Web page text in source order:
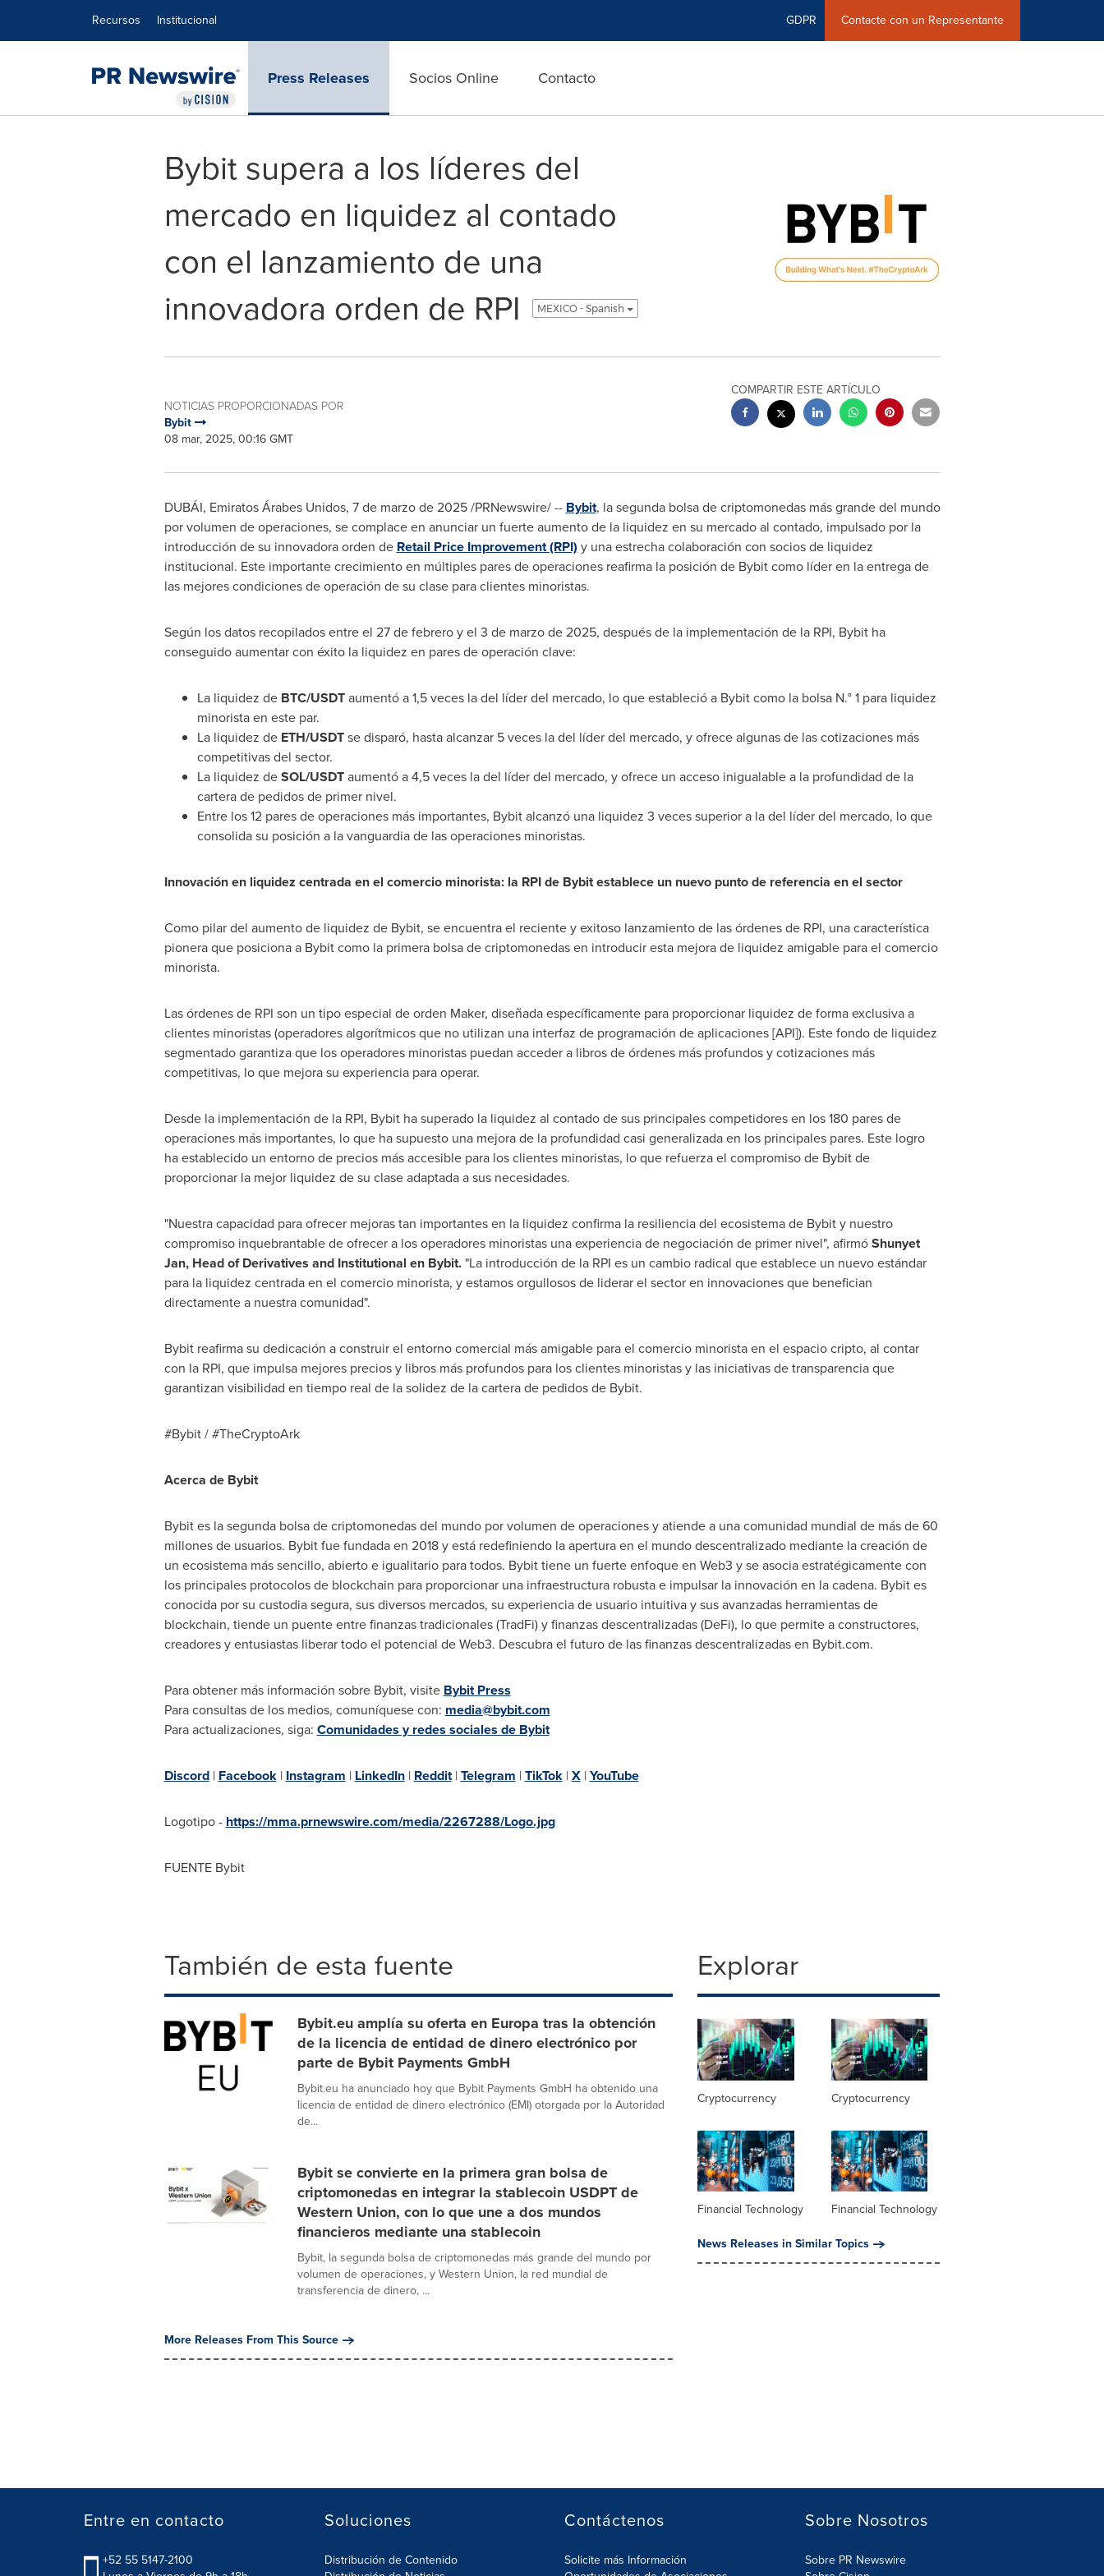
Recursos Institucional GDPR Contacte con un Representante
Press Releases Socios Online Contacto
Bybit supera a los líderes del
mercado en liquidez al contado
con el lanzamiento de una
innovadora orden de RPI
MEXICO - Spanish
NOTICIAS PROPORCIONADAS POR
Bybit
08 mar, 2025, 00:16 GMT
COMPARTIR ESTE ARTÍCULO
DUBÁI, Emiratos Árabes Unidos, 7 de marzo de 2025/PRNewswire/ -- Bybit, la segunda bolsa de criptomonedas más grande del mundo
por volumen de operaciones, se complace en anunciar un fuerte aumento de la liquidez en su mercado al contado, impulsado por la
introducción de su innovadora orden de Retail Price Improvement (RPI) y una estrecha colaboración con socios de liquidez
institucional. Este importante crecimiento en múltiples pares de operaciones reafirma la posición de Bybit como líder en la entrega de
las mejores condiciones de operación de su clase para clientes minoristas.
Según los datos recopilados entre el 27 de febrero y el 3 de marzo de 2025, después de la implementación de la RPI, Bybit ha
conseguido aumentar con éxito la liquidez en pares de operación clave:
La liquidez de BTC/USDTaumentó a 1,5 veces la del líder del mercado, lo que estableció a Bybit como la bolsa N.° 1 para liquidez
minorista en este par.
La liquidez de ETH/USDTse disparó, hasta alcanzar 5 veces la del líder del mercado, y ofrece algunas de las cotizaciones más
competitivas del sector.
La liquidez deSOL/USDTaumentó a 4,5 veces la del líder del mercado, y ofrece un acceso inigualable a la profundidad de la
cartera de pedidos de primer nivel.
Entre los 12 pares de operaciones más importantes, Bybit alcanzó una liquidez 3 veces superior a la del líder del mercado, lo que
consolida su posición a la vanguardia de las operaciones minoristas.
Innovación en liquidez centrada en el comercio minorista: la RPI de Bybit establece un nuevo punto de referencia en el sector
Como pilar del aumento de liquidez de Bybit, se encuentra el reciente y exitoso lanzamiento de las órdenes de RPI, una característica
pionera que posiciona a Bybit como la primera bolsa de criptomonedas en introducir esta mejora de liquidez amigable para el comercio
minorista.
Las órdenes de RPI son un tipo especial de orden Maker, diseñada específicamente para proporcionar liquidez de forma exclusiva a
clientes minoristas (operadores algorítmicos que no utilizan una interfaz de programación de aplicaciones [API]). Este fondo de liquidez
segmentado garantiza que los operadores minoristas puedan acceder a libros de órdenes más profundos y cotizaciones más
competitivas, lo que mejora su experiencia para operar.
Desde la implementación de la RPI, Bybit ha superado la liquidez al contado de sus principales competidores en los 180 pares de
operaciones más importantes, lo que ha supuesto una mejora de la profundidad casi generalizada en los principales pares. Este logro
ha establecido un entorno de precios más accesible para los clientes minoristas, lo que refuerza el compromiso de Bybit de
proporcionar la mejor liquidez de su clase adaptada a sus necesidades.
"Nuestra capacidad para ofrecer mejoras tan importantes en la liquidez confirma la resiliencia del ecosistema de Bybit y nuestro
compromiso inquebrantable de ofrecer a los operadores minoristas una experiencia de negociación de primer nivel", afirmóShunyet
Jan, Head of Derivatives and Institutional en Bybit."La introducción de la RPI es un cambio radical que establece un nuevo estándar
para la liquidez centrada en el comercio minorista, y estamos orgullosos de liderar el sector en innovaciones que benefician
directamente a nuestra comunidad".
Bybit reafirma su dedicación a construir el entorno comercial más amigable para el comercio minorista en el espacio cripto, al contar
con la RPI, que impulsa mejores precios y libros más profundos para los clientes minoristas y las iniciativas de transparencia que
garantizan visibilidad en tiempo real de la solidez de la cartera de pedidos de Bybit.
#Bybit / #TheCryptoArk
Acerca de Bybit
Bybit es la segunda bolsa de criptomonedas del mundo por volumen de operaciones y atiende a una comunidad mundial de más de 60
millones de usuarios. Bybit fue fundada en 2018 y está redefiniendo la apertura en el mundo descentralizado mediante la creación de
un ecosistema más sencillo, abierto e igualitario para todos. Bybit tiene un fuerte enfoque en Web3 y se asocia estratégicamente con
los principales protocolos de blockchain para proporcionar una infraestructura robusta e impulsar la innovación en la cadena. Bybit es
conocida por su custodia segura, sus diversos mercados, su experiencia de usuario intuitiva y sus avanzadas herramientas de
blockchain, tiende un puente entre finanzas tradicionales (TradFi) y finanzas descentralizadas (DeFi), lo que permite a constructores,
creadores y entusiastas liberar todo el potencial de Web3. Descubra el futuro de las finanzas descentralizadas en Bybit.com.
Para obtener más información sobre Bybit, visite Bybit Press
Para consultas de los medios, comuníquese con: media@bybit.com
Para actualizaciones, siga: Comunidades y redes sociales de Bybit
Discord| Facebook| Instagram | LinkedIn| Reddit|Telegram |TikTok|X|YouTube
Logotipo - https://mma.prnewswire.com/media/2267288/Logo.jpg
FUENTE Bybit
También de esta fuente
Bybit.eu amplía su oferta en Europa tras la obtención
de la licencia de entidad de dinero electrónico por
parte de Bybit Payments GmbH
Bybit.eu ha anunciado hoy que Bybit Payments GmbH ha obtenido una
licencia de entidad de dinero electrónico (EMI) otorgada por la Autoridad
de...
Bybit se convierte en la primera gran bolsa de
criptomonedas en integrar la stablecoin USDPT de
Western Union, con lo que une a dos mundos
financieros mediante una stablecoin
Bybit, la segunda bolsa de criptomonedas más grande del mundo por
volumen de operaciones, y Western Union, la red mundial de
transferencia de dinero, ...
More Releases From This Source
Explorar
Cryptocurrency Cryptocurrency
Financial Technology
Financial Technology
News Releases in Similar Topics
Entre en contacto
+52 55 5147-2100
Soluciones
Distribución de Contenido
Contáctenos
Solicite más Información
Sobre Nosotros
Sobre PR Newswire